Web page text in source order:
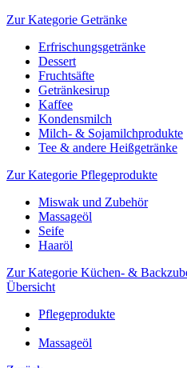
Zur Kategorie Getränke
Erfrischungsgetränke
Dessert
Fruchtsäfte
Getränkesirup
Kaffee
Kondensmilch
Milch- & Sojamilchprodukte
Tee & andere Heißgetränke
Zur Kategorie Pflegeprodukte
Miswak und Zubehör
Massageöl
Seife
Haaröl
Zur Kategorie Küchen- &
Übersicht
Pflegeprodukte
Massageöl